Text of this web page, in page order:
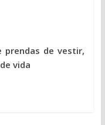
prendas de vestir,
vida